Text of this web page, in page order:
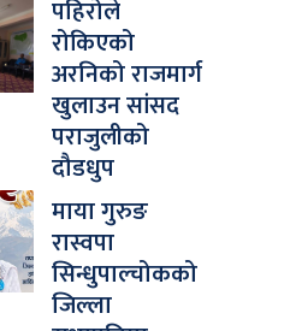
पहिरोले
रोकिएको
अरनिको राजमार्ग
खुलाउन सांसद
पराजुलीको
दौडधुप
माया गुरुङ
रास्वपा
सिन्धुपाल्चोकको
जिल्ला